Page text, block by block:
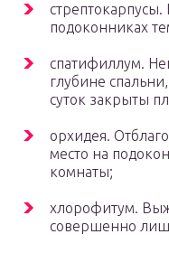
стрептокарпусы.
подоконниках
спатифиллум.
глубине
суток закрыты
орхидея.
место на
комнаты;
хлорофитум.
совершенно